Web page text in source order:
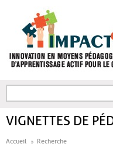
FORMULAIRE DE
VIGNETTES DE
Accueil Recherche